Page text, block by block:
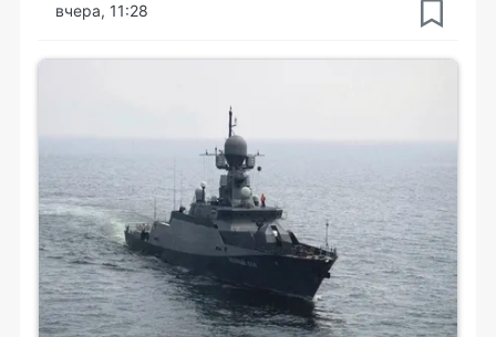
вчера, 11:28